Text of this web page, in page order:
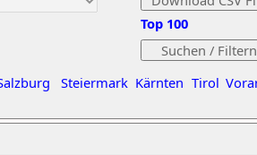
Steiermark Kärnten Tirol
Top 100